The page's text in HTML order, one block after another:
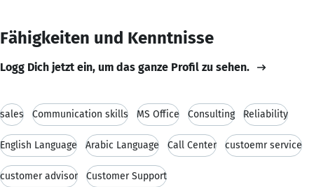
Fähigkeiten und Kenntnisse
Logg Dich jetzt ein, um das ganze Profil zu sehen.
sales Communication skills MS Office Consulting Reliability
English Language Arabic Language Call Center custoemr service
customer advisor Customer Support